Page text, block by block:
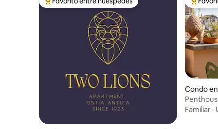
Favorito entre huéspedes preferido
Condo
Familiar ·